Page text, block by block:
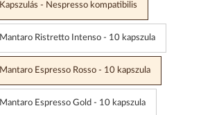
Kapszulás - Nespresso kompatibilis
Mantaro Ristretto Intenso - 10 kapszula
Mantaro Espresso Rosso - 10 kapszula
Mantaro Espresso Gold - 10 kapszula